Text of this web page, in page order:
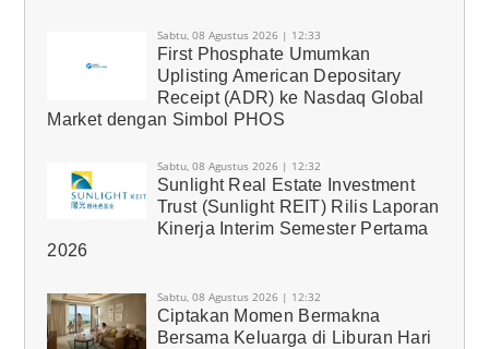
Sabtu, 08 Agustus 2026 | 12:33
First Phosphate Umumkan
Uplisting American Depositary
Receipt (ADR) ke Nasdaq Global
Market dengan Simbol PHOS
Sabtu, 08 Agustus 2026 | 12:32
Sunlight Real Estate Investment
Trust (Sunlight REIT) Rilis Laporan
Kinerja Interim Semester Pertama
2026
Sabtu, 08 Agustus 2026 | 12:32
Ciptakan Momen Bermakna
Bersama Keluarga di Liburan Hari